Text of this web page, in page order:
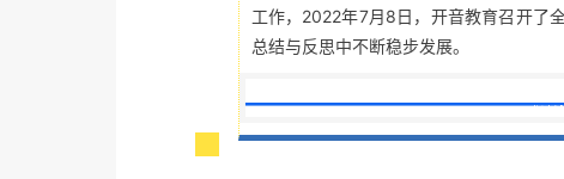
工作，2022年7月8日，开音教育召开了
总结与反思中不断稳步发展。